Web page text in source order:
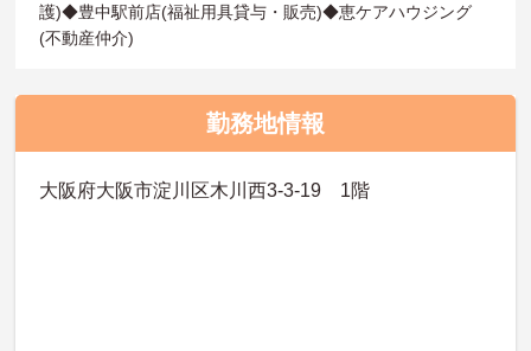
護)◆豊中駅前店(福祉用具貸与・販売)◆恵ケアハウジング
(不動産仲介)
勤務地情報
大阪府大阪市淀川区木川西3-3-19 1階